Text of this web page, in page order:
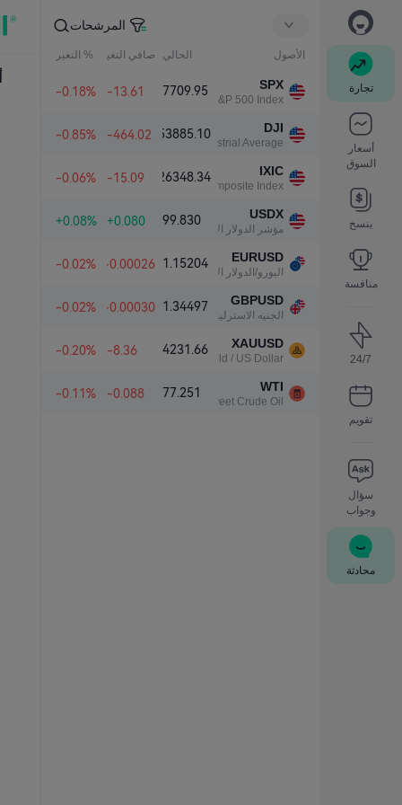
تجارة
أسعار
السوق
ينسخ
منافسة
24/7
تقويم
سؤال
وجواب
محادثة
المرشحات
الأصول الحالي صافي التغير % التغير
SPX
S&P 500 Index
7709.95
-13.61
-0.18%
DJI
Dow Jones Industrial Average
53885.10
-464.02
-0.85%
IXIC
NASDAQ Composite Index
26348.34
-15.09
-0.06%
USDX
مؤشر الدولار الأمريكي
99.830
+0.080
+0.08%
EURUSD
اليورو/الدولار الأمريكي
1.15204
-0.00026
-0.02%
GBPUSD
الجنيه الاسترليني/الدولار الأمريكي
1.34497
-0.00030
-0.02%
XAUUSD
Gold / US Dollar
4231.66
-8.36
-0.20%
WTI
Light Sweet Crude Oil
77.251
-0.088
-0.11%